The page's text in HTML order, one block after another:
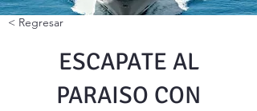
< Regresar
ESCAPATE AL
PARAISO CON